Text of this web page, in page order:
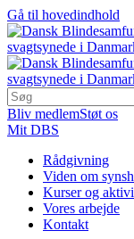
Gå til hovedindhold
Bliv medlemStøt os
Mit DBS
Rådgivning
Viden om
Kurser og
Vores arbejde
Kontakt